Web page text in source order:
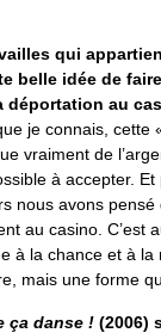
qui
belle idée de
déportation au
je connais, cette
vraiment de
à accepter.
nous avons
au casino. C’est
à la chance et à la
mais une forme
ça danse ! (2006)